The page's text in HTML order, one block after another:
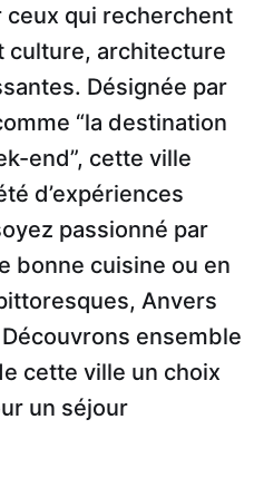
qui recherchent
culture, architecture
Désignée par
“la destination
end”, cette ville
d’expériences
passionné par
bonne cuisine ou en
Anvers
ensemble
cette ville un choix
un séjour